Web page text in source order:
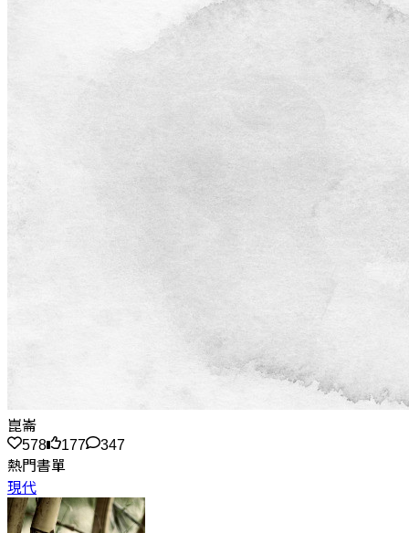
崑崙
578
177
347
熱門書單
現代